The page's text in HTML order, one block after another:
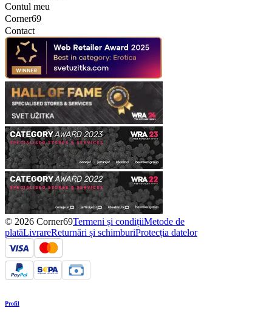
Contul meu
Corner69
Contact
© 2026 Corner69Termeni și condițiiMetode de
platăLivrareReturnări și schimburiProtecția datelor
Profil